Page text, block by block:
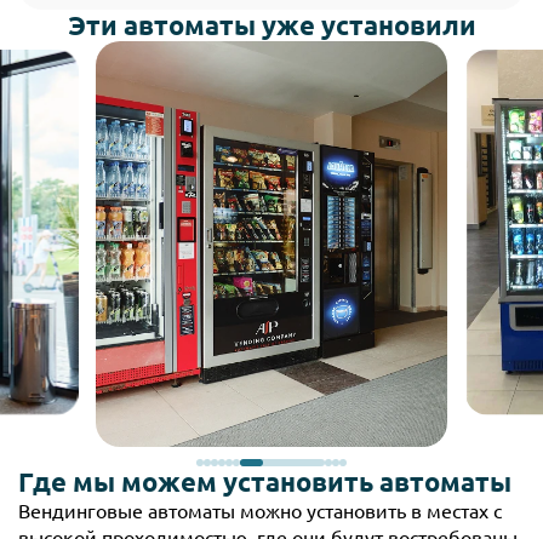
Эти автоматы уже установили
Где мы можем установить автоматы
Вендинговые автоматы можно установить в местах с